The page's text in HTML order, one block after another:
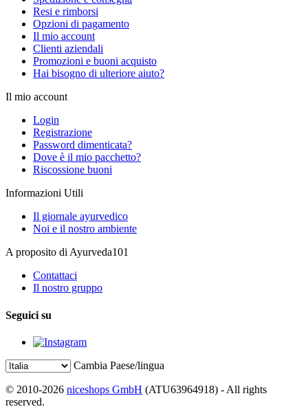
Resi e rimborsi
Opzioni di pagamento
Il mio account
Clienti aziendali
Promozioni e buoni acquisto
Hai bisogno di ulteriore aiuto?
Il mio account
Login
Registrazione
Password dimenticata?
Dove è il mio pacchetto?
Riscossione buoni
Informazioni Utili
Il giornale ayurvedico
Noi e il nostro ambiente
A proposito di Ayurveda101
Contattaci
Il nostro gruppo
Seguici su
Cambia Paese/lingua
© 2010-2026 niceshops GmbH (ATU63964918) - All rights
reserved.